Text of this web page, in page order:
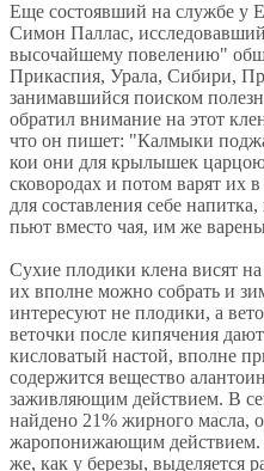
Еще состоявший на службе у
Симон Паллас,
высочайшему повелению"
Прикаспия, Урала, Сибири,
занимавшийся поиском
обратил внимание на этот
что он пишет: "Калмыки
кои они для крылышек
сковородах и потом варят их
для составления себе
пьют вместо чая, им же
Сухие плодики клена висят
их вполне можно собрать и
интересуют не плодики, а
веточки после кипячения
кисловатый настой, вполне
содержится вещество
заживляющим действием. В
найдено 21% жирного масла,
жаропонижающим действием.
же, как у березы, выделяется